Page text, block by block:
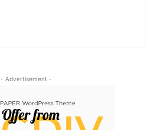
- Advertisement -